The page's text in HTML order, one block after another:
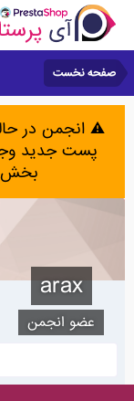
صفحه نخست
⚠️ انجمن در
پست جدید
بخش
arax
عضو انجمن